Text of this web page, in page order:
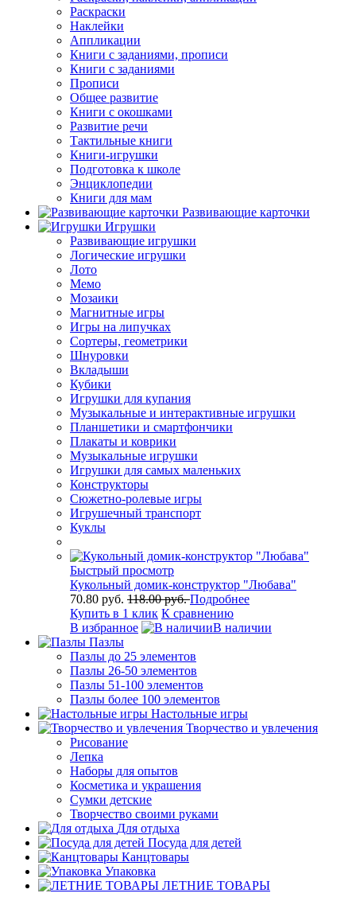
Раскраски
Наклейки
Аппликации
Книги с заданиями, прописи
Книги с заданиями
Прописи
Общее развитие
Книги с окошками
Развитие речи
Тактильные книги
Книги-игрушки
Подготовка к школе
Энциклопедии
Книги для мам
Развивающие карточки
Игрушки
Развивающие игрушки
Логические игрушки
Лото
Мемо
Мозаики
Магнитные игры
Игры на липучках
Сортеры, геометрики
Шнуровки
Вкладыши
Кубики
Игрушки для купания
Музыкальные и интерактивные игрушки
Планшетики и смартфончики
Плакаты и коврики
Музыкальные игрушки
Игрушки для самых маленьких
Конструкторы
Сюжетно-ролевые игры
Игрушечный транспорт
Куклы
Быстрый просмотр
Кукольный домик-конструктор "Любава"
70.80 руб. 118.00 руб.Подробнее
Купить в 1 клик К сравнению
В избранное
В наличии
Пазлы
Пазлы до 25 элементов
Пазлы 26-50 элементов
Пазлы 51-100 элементов
Пазлы более 100 элементов
Настольные игры
Творчество и увлечения
Рисование
Лепка
Наборы для опытов
Косметика и украшения
Сумки детские
Творчество своими руками
Для отдыха
Посуда для детей
Канцтовары
Упаковка
ЛЕТНИЕ ТОВАРЫ